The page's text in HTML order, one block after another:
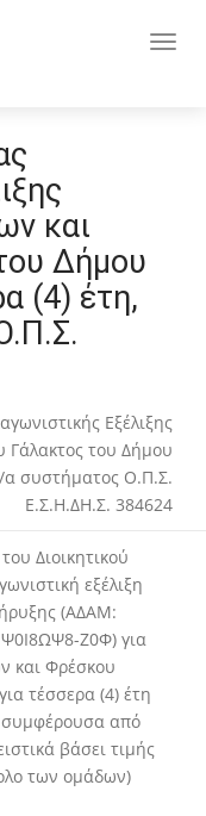
και
Δήμου
(4) έτη,
Εξέλιξης
Γάλακτος του Δήμου
α συστήματος Ο.Π.Σ.
Ε.Σ.Η.ΔΗ.Σ. 384624
Διοικητικού
εξέλιξη
(ΑΔΑΜ:
Ζ0Φ) για
και Φρέσκου
τέσσερα (4) έτη
συμφέρουσα από
βάσει τιμής
των ομάδων)